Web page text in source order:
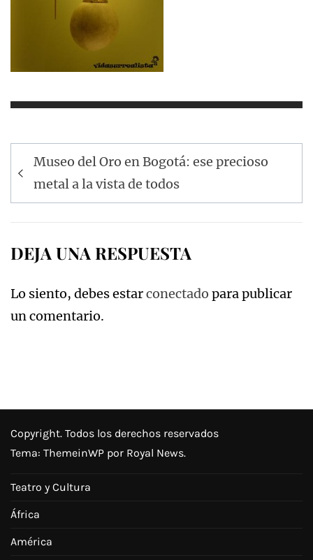
Navegación
de
entradas
Museo del Oro en Bogotá: ese precioso
metal a la vista de todos
DEJA UNA RESPUESTA
Lo siento, debes estarconectado para publicar
un comentario.
Copyright. Todos los derechos reservados
Tema: ThemeinWP por Royal News.
Teatro y Cultura
África
América